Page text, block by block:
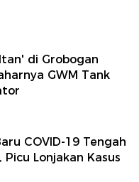
di Grobogan
GWM Tank
COVID-19 Tengah
Picu Lonjakan Kasus